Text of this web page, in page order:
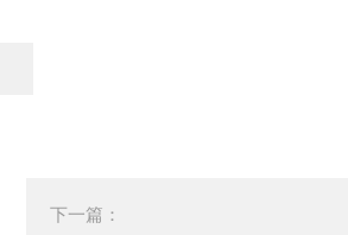
下一篇：